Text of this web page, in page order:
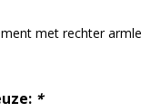
met rechter
*